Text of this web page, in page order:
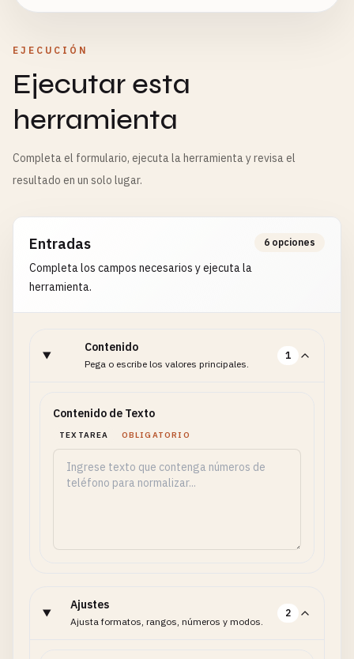
EJECUCIÓN
Ejecutar esta
herramienta
Completa el formulario, ejecuta la herramienta y revisa el
resultado en un solo lugar.
Entradas
Completa los campos necesarios y ejecuta la
herramienta.
6 opciones
Contenido
Pega o escribe los valores principales.
1
Contenido de Texto
TEXTAREA OBLIGATORIO
Ajustes
Ajusta formatos, rangos, números y modos.
2